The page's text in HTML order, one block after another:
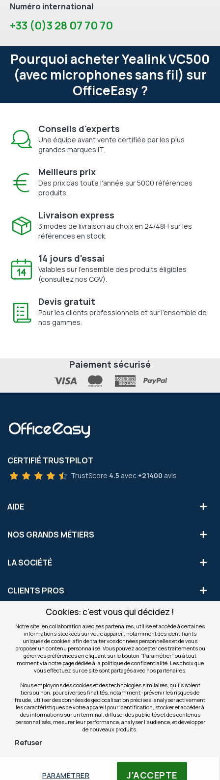
J'ACCEPTE
PARAMÉTRER
Cookies: c'est vous qui décidez !
Notre site, en collaboration avec ses partenaires, utilise et accède à certaines
informations stockées sur votre appareil, notamment des identifiants
uniques de cookies, afin de traiter vos données personnelles et de vous
proposer un contenu personnalisé. Vous pouvez accepter ces traitements ou
gérer vos préférences en cliquant sur le bouton "Paramétrer" ou à tout
moment via notre page dédiée à la politique de confidentialité. Les choix que
vous effectuez sur ce site sont partagés avec nos partenaires.
Nous employons des cookies et des technologies similaires, qu’ils soient
tiers ou non, pour diverses finalités, notamment : prévenir les risques de
fraude, utiliser des données de géolocalisation précises, analyser activement
les caractéristiques de votre appareil pour identification, stocker et accéder à
des informations sur un terminal, diffuser des publicités et des contenus
personnalisés, mesurer leur performance, analyser l’audience, et développer
de nouveaux produits.
Refuser
Numéro international
+33 (0)3 28 07 70 70
Pourquoi acheter Yealink VC500
(avec microphones sans fil) sur
OfficeEasy ?
Conseils d'experts
Une équipe avant vente certifiée par les plus
grandes marques IT.
Meilleurs prix
Des prix bas toute l'année sur 5000 références
produits.
Livraison express
3 modes de livraison au choix en 24/48H sur les
références en stock.
14 jours d'essai
Valables sur l'ensemble des produits éligibles
(consultez nos CGV).
Devis gratuit
Pour les clients professionnels et sur l'ensemble de
nos gammes.
Paiement sécurisé
CERTIFIÉ TRUSTPILOT
TrustScore 4.5 avec +21400 avis
AIDE
NOS GRANDS MÉTIERS
LA SOCIÉTÉ
CLIENTS PROS
S'INSCRIRE AUX OFFRES COMMERCIALES
Inscription
notre
newsletter
Valider
NOS SITES
© Copyright OfficeEasy 2026